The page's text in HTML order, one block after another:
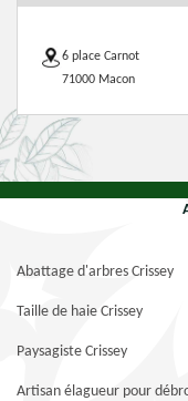
6 place Carnot
71000 Macon
Abattage d'arbres Crissey
Taille de haie Crissey
Paysagiste Crissey
Artisan élagueur pour